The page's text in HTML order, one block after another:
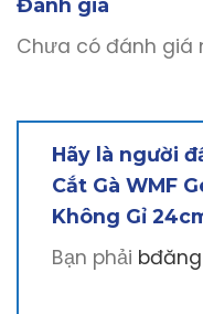
Đánh giá
Chưa có đánh giá
Hãy là người
Cắt Gà WMF
Không Gỉ
Bạn phải